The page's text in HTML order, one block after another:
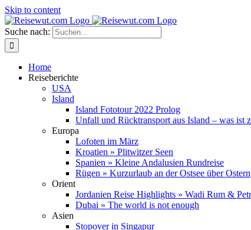
Skip to content
Suche nach:
Home
Reiseberichte
USA
Island
Island Fototour 2022 Prolog
Unfall und Rücktransport aus Island – was ist
Europa
Lofoten im März
Kroatien » Plitwitzer Seen
Spanien » Kleine Andalusien Rundreise
Rügen » Kurzurlaub an der Ostsee über Ostern
Orient
Jordanien Reise Highlights » Wadi Rum &
Dubai » The world is not enough
Asien
Stopover in Singapur